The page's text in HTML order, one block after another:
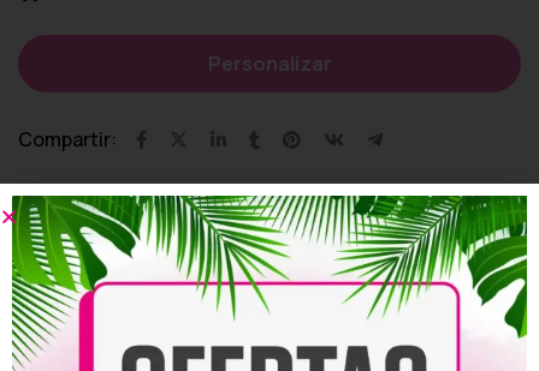
Personalizar
Compartir:
Productos relacionados